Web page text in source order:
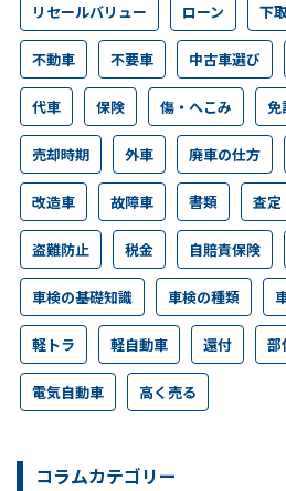
リセールバリュー ローン 下
不動車 不要車 中古車選び
代車 保険 傷・へこみ 免
売却時期 外車 廃車の仕方
改造車 故障車 書類 査定
盗難防止 税金 自賠責保険
車検の基礎知識 車検の種類
軽トラ 軽自動車 還付 部
電気自動車 高く売る
コラムカテゴリー